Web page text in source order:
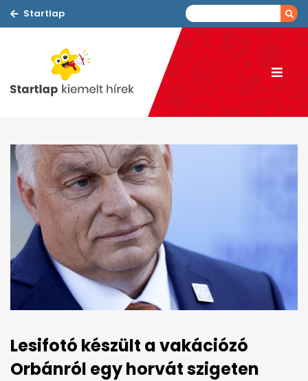
Startlap
Lesifotó készült a vakációzó
Orbánról egy horvát szigeten